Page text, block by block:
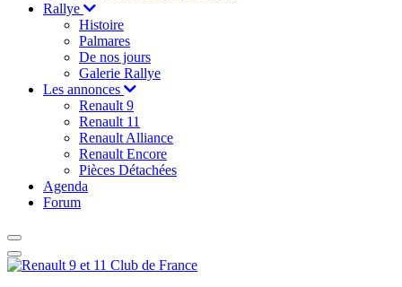
Rallye
Histoire
Palmares
De nos jours
Galerie Rallye
Les annonces
Renault 9
Renault 11
Renault Alliance
Renault Encore
Pièces Détachées
Agenda
Forum